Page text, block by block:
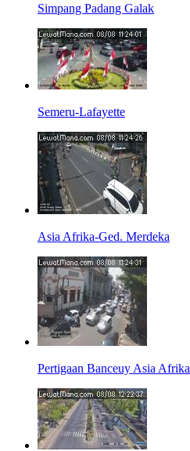
Simpang Padang Galak
Semeru-Lafayette
Asia Afrika-Ged. Merdeka
Pertigaan Banceuy Asia Afrika